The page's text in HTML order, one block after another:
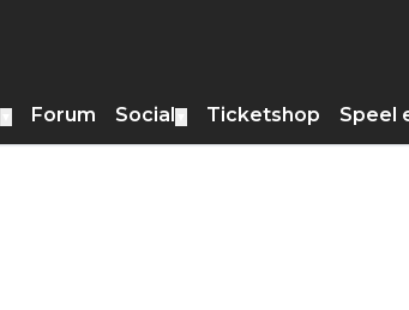
Forum Social Ticketshop Speel